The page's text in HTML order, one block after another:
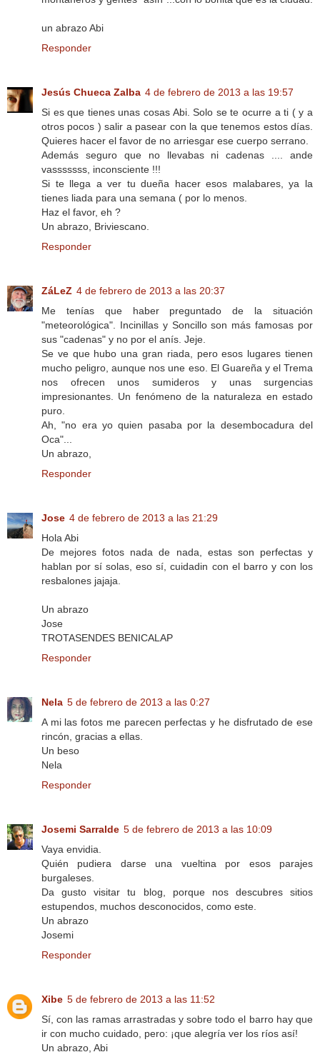
un abrazo Abi
Responder
Jesús Chueca Zalba 4 de febrero de 2013 a las 19:57
Si es que tienes unas cosas Abi. Solo se te ocurre a ti ( y a
otros pocos ) salir a pasear con la que tenemos estos días.
Quieres hacer el favor de no arriesgar ese cuerpo serrano.
Además seguro que no llevabas ni cadenas .... ande
vasssssss, inconsciente !!!
Si te llega a ver tu dueña hacer esos malabares, ya la
tienes liada para una semana ( por lo menos.
Haz el favor, eh ?
Un abrazo, Briviescano.
Responder
ZáLeZ 4 de febrero de 2013 a las 20:37
Me tenías que haber preguntado de la situación
"meteorológica". Incinillas y Soncillo son más famosas por
sus "cadenas" y no por el anís. Jeje.
Se ve que hubo una gran riada, pero esos lugares tienen
mucho peligro, aunque nos une eso. El Guareña y el Trema
nos ofrecen unos sumideros y unas surgencias
impresionantes. Un fenómeno de la naturaleza en estado
puro.
Ah, "no era yo quien pasaba por la desembocadura del
Oca"...
Un abrazo,
Responder
Jose 4 de febrero de 2013 a las 21:29
Hola Abi
De mejores fotos nada de nada, estas son perfectas y
hablan por sí solas, eso sí, cuidadin con el barro y con los
resbalones jajaja.
Un abrazo
Jose
TROTASENDES BENICALAP
Responder
Nela 5 de febrero de 2013 a las 0:27
A mi las fotos me parecen perfectas y he disfrutado de ese
rincón, gracias a ellas.
Un beso
Nela
Responder
Josemi Sarralde 5 de febrero de 2013 a las 10:09
Vaya envidia.
Quién pudiera darse una vueltina por esos parajes
burgaleses.
Da gusto visitar tu blog, porque nos descubres sitios
estupendos, muchos desconocidos, como este.
Un abrazo
Josemi
Responder
Xibe 5 de febrero de 2013 a las 11:52
Sí, con las ramas arrastradas y sobre todo el barro hay que
ir con mucho cuidado, pero: ¡que alegría ver los ríos así!
Un abrazo, Abi